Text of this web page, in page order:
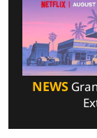
NEWS